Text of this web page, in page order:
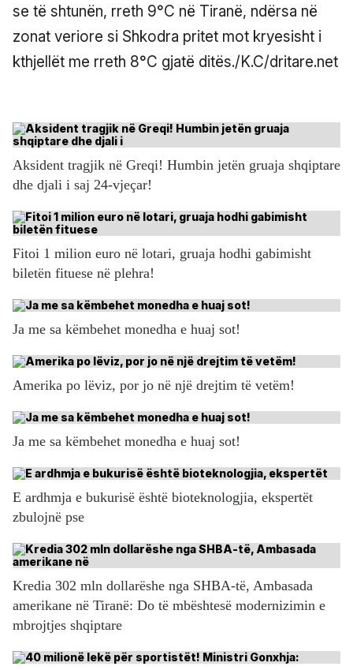
se të shtunën, rreth 9°C në Tiranë, ndërsa në
zonat veriore si Shkodra pritet mot kryesisht i
kthjellët me rreth 8°C gjatë ditës./K.C/dritare.net
Aksident tragjik në Greqi! Humbin jetën gruaja shqiptare
dhe djali i saj 24-vjeçar!
Fitoi 1 milion euro në lotari, gruaja hodhi gabimisht
biletën fituese në plehra!
Ja me sa këmbehet monedha e huaj sot!
Amerika po lëviz, por jo në një drejtim të vetëm!
Ja me sa këmbehet monedha e huaj sot!
E ardhmja e bukurisë është bioteknologjia, ekspertët
zbulojnë pse
Kredia 302 mln dollarëshe nga SHBA-të, Ambasada
amerikane në Tiranë: Do të mbështesë modernizimin e
mbrojtjes shqiptare